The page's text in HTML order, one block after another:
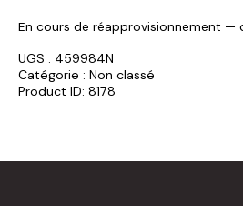
En cours de réapprovisionnement —
UGS : 459984N
Catégorie : Non classé
Product ID: 8178